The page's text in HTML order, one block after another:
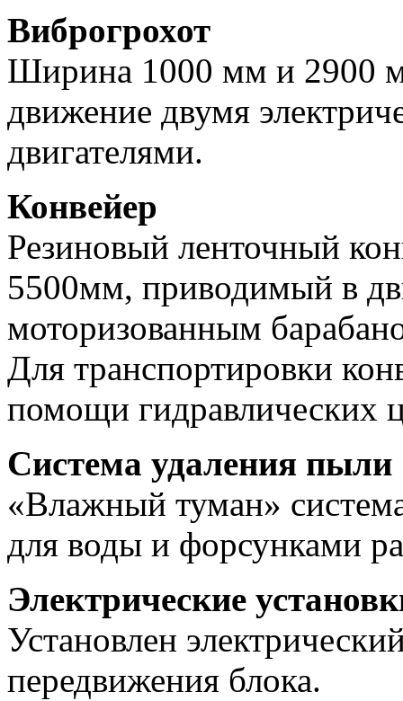
Виброгрохот
Ширина 1000 мм и 2900
движение двумя
двигателями.
Конвейер
Резиновый ленточный
5500мм, приводимый в
моторизованным
Для транспортировки
помощи гидравлических
Система удаления пыли
«Влажный туман»
для воды и форсунками
Электрические
Установлен
передвижения блока.